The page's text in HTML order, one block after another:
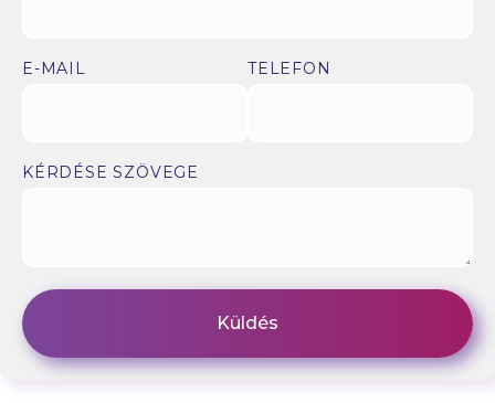
E-MAIL TELEFON
KÉRDÉSE SZÖVEGE